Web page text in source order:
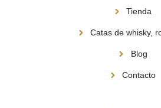
Tienda
Catas de whisky,
Blog
Contacto